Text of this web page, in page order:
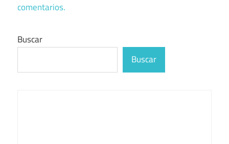
comentarios.
Buscar
Buscar